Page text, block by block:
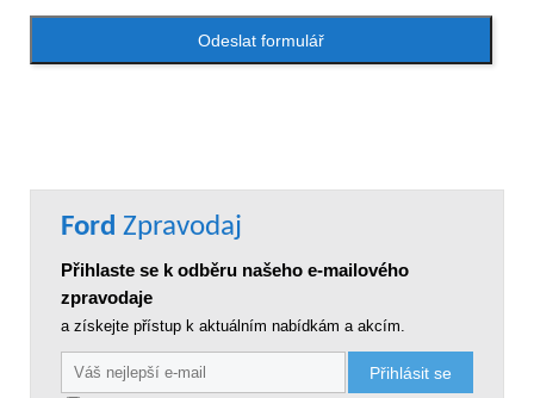
Odeslat formulář
Ford Zpravodaj
Přihlaste se k odběru našeho e-mailového
zpravodaje
a získejte přístup k aktuálním nabídkám a akcím.
Přihlásit se